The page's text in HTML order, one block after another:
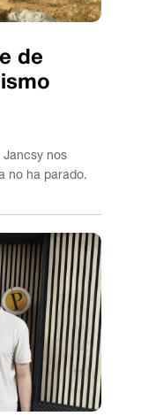
de
Jancsy nos
no ha parado.